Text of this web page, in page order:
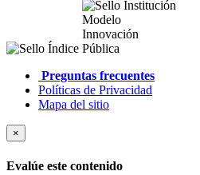
Preguntas frecuentes
Políticas de Privacidad
Mapa del sitio
×
Evalúe este contenido